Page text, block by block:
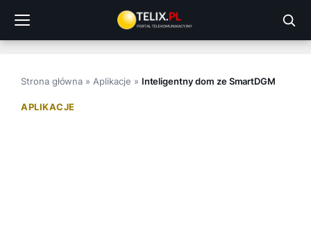
treści
Strona główna » Aplikacje » Inteligentny dom ze SmartDGM
APLIKACJE